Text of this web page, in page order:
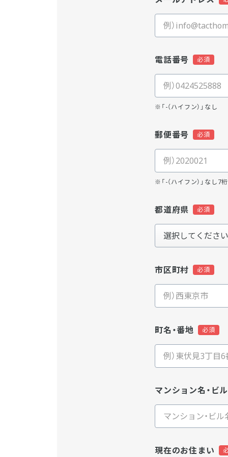
電話番号
※「-（ハイフン）」なし
郵便番号
※「-（ハイフン）」なし7
都道府県
市区町村
町名・番地
マンション名・ビ
現在のお住まい